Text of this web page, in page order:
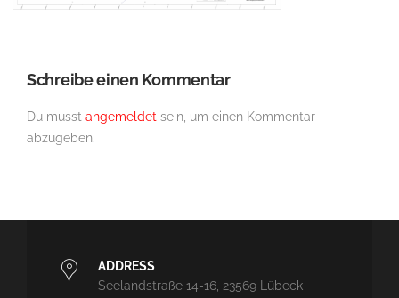
Schreibe einen Kommentar
Du musst angemeldet sein, um einen Kommentar
abzugeben.
ADDRESS
Seelandstraße 14-16, 23569 Lübeck